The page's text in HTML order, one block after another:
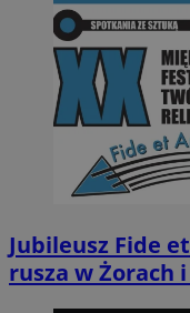
Jubileusz Fide
rusza w Żorach